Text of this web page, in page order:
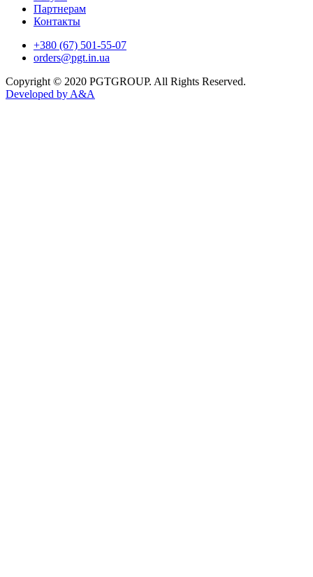
Партнерам
Контакты
+380 (67) 501-55-07
orders@pgt.in.ua
Copyright © 2020 PGTGROUP. All Rights Reserved.
Developed byA&A